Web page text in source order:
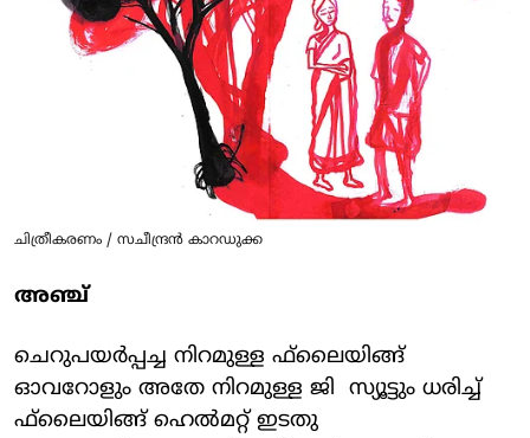
ചിത്രീകരണം / സചീന്ദ്രന്‍ കാറഡുക്ക
അഞ്ച്
ചെറുപയര്‍പ്പച്ച നിറമുള്ള ഫ്‌ലൈയിങ്ങ്
ഓവറോളും അതേ നിറമുള്ള ജി സ്യൂട്ടും ധരിച്ച്
ഫ്‌ലൈയിങ്ങ് ഹെല്‍മറ്റ് ഇടതു